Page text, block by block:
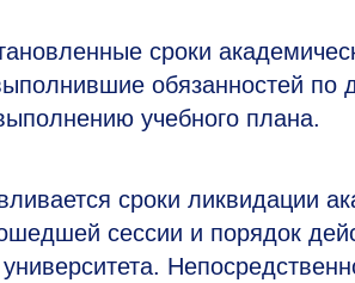
сроки
обязанностей по
учебного плана.
сроки ликвидации
сессии и порядок